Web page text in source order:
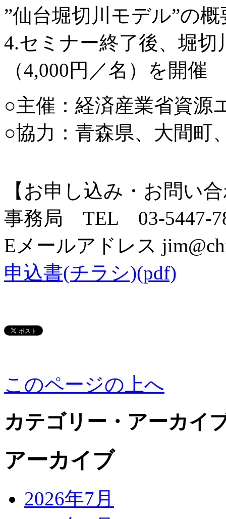
”仙台堀切川モデル”の
4.セミナー終了後、堀
（4,000円／名）を開催
○主催：経済産業省資源
○協力：青森県、大間町
【お申し込み・お問い
事務局 TEL 03-5447-
Eメールアドレス
申込書(チラシ)(pdf)
このページの上へ
カテゴリー・アーカイ
アーカイブ
2026年7月